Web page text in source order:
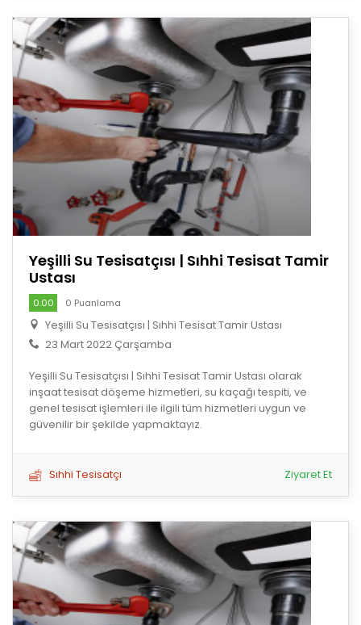
Yeşilli Su Tesisatçısı | Sıhhi Tesisat Tamir
Ustası
0.00 0 Puanlama
Yeşilli Su Tesisatçısı | Sıhhi Tesisat Tamir Ustası
23 Mart 2022 Çarşamba
Yeşilli Su Tesisatçısı | Sıhhi Tesisat Tamir Ustası olarak
inşaat tesisat döşeme hizmetleri, su kaçağı tespiti, ve
genel tesisat işlemleri ile ilgili tüm hizmetleri uygun ve
güvenilir bir şekilde yapmaktayız.
Sıhhi Tesisatçı Ziyaret Et